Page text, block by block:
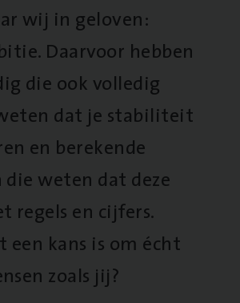
wij in geloven:
Daarvoor hebben
die ook volledig
dat je stabiliteit
en berekende
die weten dat deze
regels en cijfers.
kans is om écht
zoals jij?